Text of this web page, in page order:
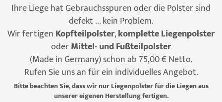
Ihre Liege hat Gebrauchsspuren oder die Polster sind
defekt ... kein Problem.
Wir fertigen Kopfteilpolster,komplette Liegenpolster
oderMittel- und Fußteilpolster
(Made in Germany) schon ab 75,00 € Netto.
Rufen Sie uns an für ein individuelles Angebot.
Bitte beachten Sie, dass wir nur Liegenpolster für die Liegen aus
unserer eigenen Herstellung fertigen.